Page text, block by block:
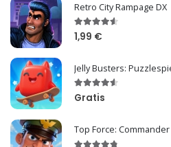
Retro City Rampage DX
1,99 €
Jelly Busters:
Gratis
Top Force: Commander